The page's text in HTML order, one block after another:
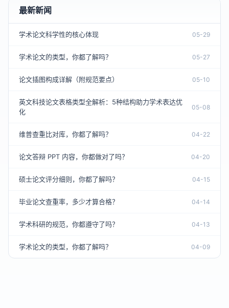
最新新闻
学术论文科学性的核心体现 05-29
学术论文的类型，你都了解吗？ 05-27
论文插图构成详解（附规范要点） 05-10
英文科技论文表格类型全解析：5种结构助力学术表达优
化
05-08
维普查重比对库，你都了解吗？ 04-22
论文答辩 PPT 内容，你都做对了吗？ 04-20
硕士论文评分细则，你都了解吗？ 04-15
毕业论文查重率，多少才算合格？ 04-14
学术科研的规范，你都遵守了吗？ 04-13
学术论文的类型，你都了解吗？ 04-09